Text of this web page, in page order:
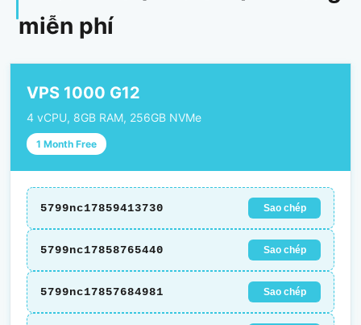
miễn phí
VPS 1000 G12
4 vCPU, 8GB RAM, 256GB NVMe
1 Month Free
5799nc17859413730 Sao chép
5799nc17858765440 Sao chép
5799nc17857684981 Sao chép